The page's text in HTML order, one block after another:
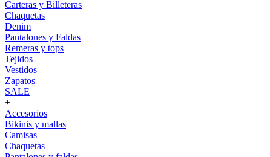
Carteras y Billeteras
Chaquetas
Denim
Pantalones y Faldas
Remeras y tops
Tejidos
Vestidos
Zapatos
SALE
+
Accesorios
Bikinis y mallas
Camisas
Chaquetas